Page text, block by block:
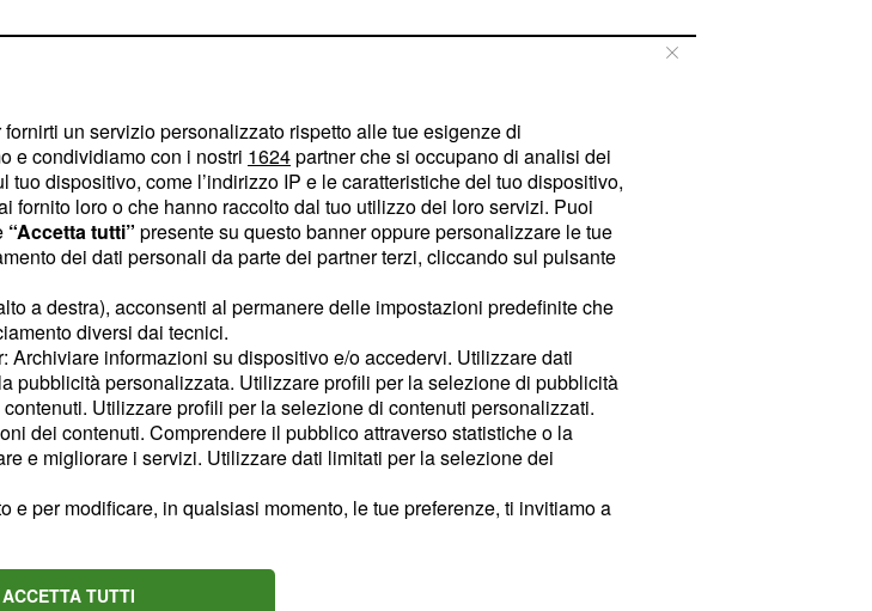
.
un servizio personalizzato rispetto alle tue esigenze di
e condividiamo con i nostri 1624partner che si occupano di analisi dei
dispositivo, come l’indirizzo IP e le caratteristiche del tuo dispositivo,
fornito loro o che hanno raccolto dal tuo utilizzo dei loro servizi. Puoi
“Accetta tutti” presente su questo banner oppure personalizzare le tue
dei dati personali da parte dei partner terzi, cliccando sul pulsante
a destra), acconsenti al permanere delle impostazioni predefinite che
diversi dai tecnici.
informazioni su dispositivo e/o accedervi. Utilizzare dati
pubblicità personalizzata. Utilizzare profili per la selezione di pubblicità
Utilizzare profili per la selezione di contenuti personalizzati.
dei contenuti. Comprendere il pubblico attraverso statistiche o la
e migliorare i servizi. Utilizzare dati limitati per la selezione dei
per modificare, in qualsiasi momento, le tue preferenze, ti invitiamo a
ACCETTA TUTTI